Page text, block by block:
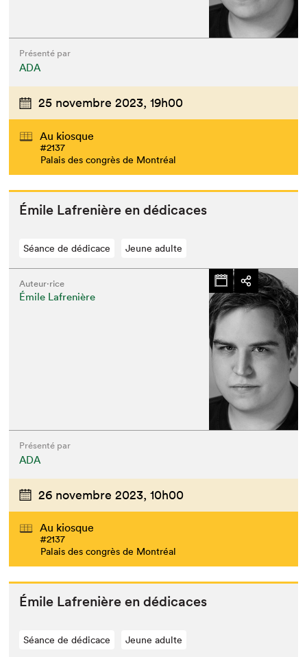
Présenté par
ADA
25 novembre 2023, 19h00
Au kiosque
#2137
Palais des congrès de Montréal
Émile Lafrenière en dédicaces
Séance de dédicace Jeune adulte
Auteur·rice
Émile Lafrenière
Présenté par
ADA
26 novembre 2023, 10h00
Au kiosque
#2137
Palais des congrès de Montréal
Émile Lafrenière en dédicaces
Séance de dédicace Jeune adulte